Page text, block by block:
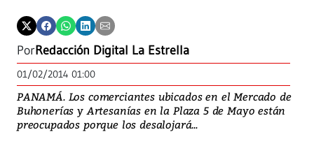
PorRedacción Digital La Estrella
01/02/2014 01:00
PANAMÁ. Los comerciantes ubicados en el Mercado de
Buhonerías y Artesanías en la Plaza 5 de Mayo están
preocupados porque los desalojará...